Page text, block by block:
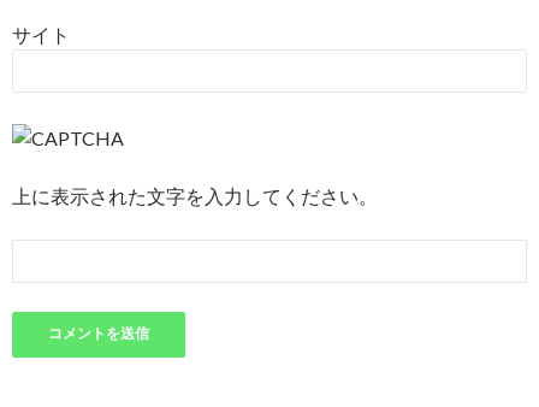
サイト
上に表示された文字を入力してください。